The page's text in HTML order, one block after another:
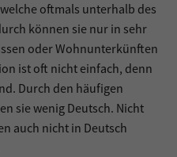
oftmals unterhalb des
können sie nur in sehr
oder Wohnunterkünften
ist oft nicht einfach, denn
Durch den häufigen
sie wenig Deutsch. Nicht
auch nicht in Deutsch